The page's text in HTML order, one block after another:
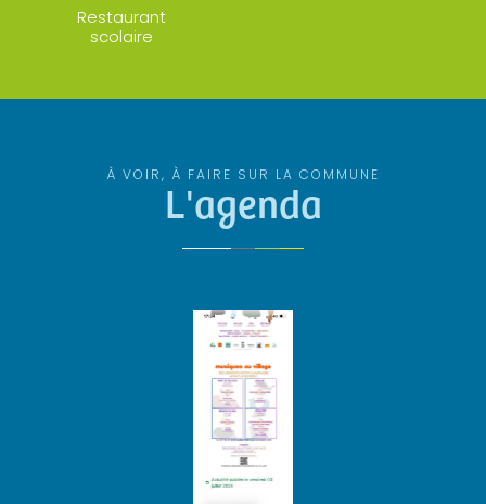
Restaurant
scolaire
À VOIR, À FAIRE SUR LA COMMUNE
L'agenda